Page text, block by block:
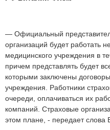
— Официальный
организаций будет работать
медицинского учреждения в
причем представлять будет
которыми заключены
учреждения. Работники
очереди, оплачиваться их
компаний. Страховые
этом плане, - передает слова